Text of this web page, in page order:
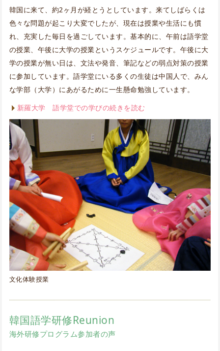
韓国に来て、約2ヶ月が経とうとしています。来てしばらくは
色々な問題が起こり大変でしたが、現在は授業や生活にも慣
れ、充実した毎日を過ごしています。基本的に、午前は語学堂
の授業、午後に大学の授業というスケジュールです。午後に大
学の授業が無い日は、文法や発音、筆記などの弱点対策の授業
に参加しています。語学堂にいる多くの生徒は中国人で、みん
な学部（大学）にあがるために一生懸命勉強しています。
新羅大学 語学堂での学びの続きを読む
文化体験授業
韓国語学研修Reunion
海外研修プログラム参加者の声